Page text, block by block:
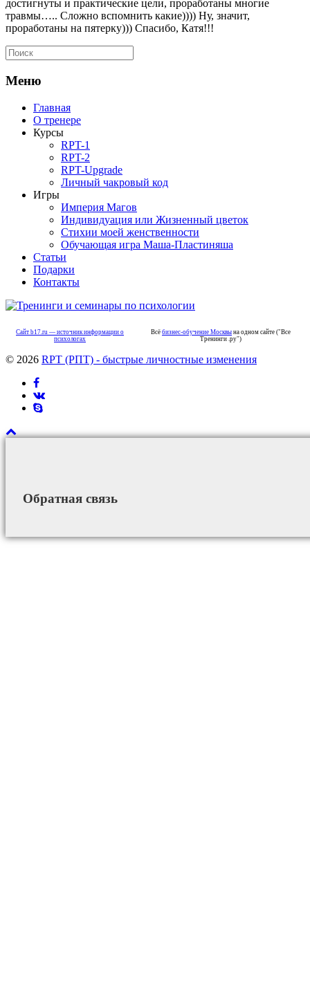
достигнуты и практические цели, проработаны многие
травмы….. Сложно вспомнить какие)))) Ну, значит,
проработаны на пятерку))) Спасибо, Катя!!!
Меню
Главная
О тренере
Курсы
RPT-1
RPT-2
RPT-Upgrade
Личный чакровый код
Игры
Империя Магов
Индивидуация или Жизненный цветок
Стихии моей женственности
Обучающая игра Маша-Пластиняша
Статьи
Подарки
Контакты
Сайт b17.ru — источник информации о
психологах
Всё бизнес-обучение Москвы на одном сайте ("Все
Тренинги .ру")
© 2026 RPT (РПТ) - быстрые личностные изменения
Обратная связь